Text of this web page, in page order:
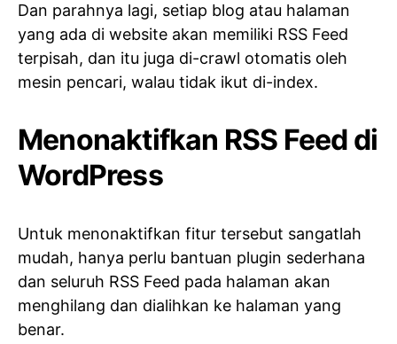
Dan parahnya lagi, setiap blog atau halaman
yang ada di website akan memiliki RSS Feed
terpisah, dan itu juga di-crawl otomatis oleh
mesin pencari, walau tidak ikut di-index.
Menonaktifkan RSS Feed di
WordPress
Untuk menonaktifkan fitur tersebut sangatlah
mudah, hanya perlu bantuan plugin sederhana
dan seluruh RSS Feed pada halaman akan
menghilang dan dialihkan ke halaman yang
benar.